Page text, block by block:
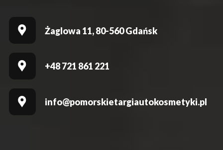
Żaglowa 11, 80-560 Gdańsk
+48 721 861 221
info@pomorskietargiautokosmetyki.pl